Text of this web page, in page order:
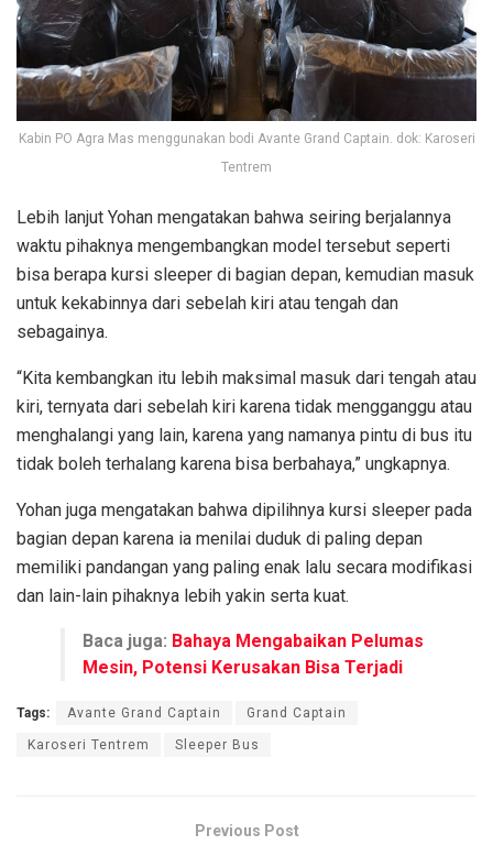
Kabin PO Agra Mas menggunakan bodi Avante Grand Captain. dok: Karoseri
Tentrem
Lebih lanjut Yohan mengatakan bahwa seiring berjalannya
waktu pihaknya mengembangkan model tersebut seperti
bisa berapa kursi sleeper di bagian depan, kemudian masuk
untuk kekabinnya dari sebelah kiri atau tengah dan
sebagainya.
“Kita kembangkan itu lebih maksimal masuk dari tengah atau
kiri, ternyata dari sebelah kiri karena tidak mengganggu atau
menghalangi yang lain, karena yang namanya pintu di bus itu
tidak boleh terhalang karena bisa berbahaya,” ungkapnya.
Yohan juga mengatakan bahwa dipilihnya kursi sleeper pada
bagian depan karena ia menilai duduk di paling depan
memiliki pandangan yang paling enak lalu secara modifikasi
dan lain-lain pihaknya lebih yakin serta kuat.
Baca juga: Bahaya Mengabaikan Pelumas
Mesin, Potensi Kerusakan Bisa Terjadi
Tags: Avante Grand Captain Grand Captain
Karoseri Tentrem Sleeper Bus
Previous Post